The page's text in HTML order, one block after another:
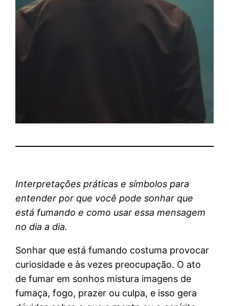
Interpretações práticas e símbolos para
entender por que você pode sonhar que
está fumando e como usar essa mensagem
no dia a dia.
Sonhar que está fumando costuma provocar
curiosidade e às vezes preocupação. O ato
de fumar em sonhos mistura imagens de
fumaça, fogo, prazer ou culpa, e isso gera